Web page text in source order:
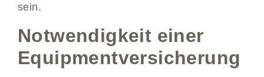
sein.
Notwendigkeit einer
Equipmentversicherung